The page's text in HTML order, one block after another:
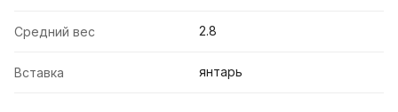
Средний вес 2.8
Вставка янтарь